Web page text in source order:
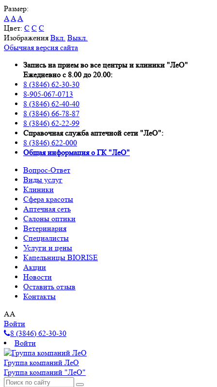
Размер:
AAA
Цвет: C C C
Изображения Вкл. Выкл.
Обычная версия сайта
Запись на прием во все центры и клиники "ЛеО"
Ежедневно с 8.00 до 20.00:
8 (3846) 62-30-30
8-905-067-0713
8 (3846) 62-40-40
8 (3846) 66-78-87
8 (3846) 62-22-99
Справочная служба аптечной сети "ЛеО":
8 (3846) 622-000
Oбщая информация о ГК "ЛеО"
Вопрос-Ответ
Виды услуг
Клиники
Сфера красоты
Аптечная сеть
Салоны оптики
Ветеринария
Специалисты
Услуги и цены
Капельницы BIORISE
Акции
Новости
Оставить отзыв
Контакты
AA
Войти
8 (3846) 62-30-30
Войти
Группа компаний ЛеО
Группа компаний "ЛеО"